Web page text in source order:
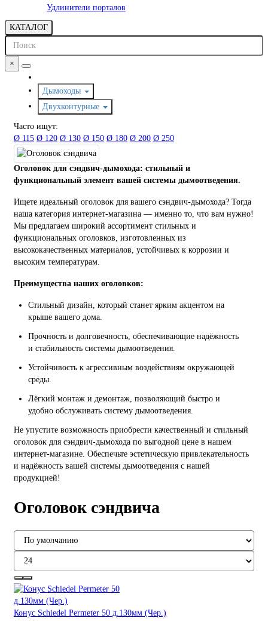
Удлинители порталов
КАТАЛОГ
×
Дымоходы
Двухконтурные
Часто ищут:
Ø 115 Ø 120 Ø 130 Ø 150 Ø 180 Ø 200 Ø 250
Оголовок для сэндвич-дымохода: стильный и
функциональный элемент вашей системы дымоотведения.
Ищете идеальный оголовок для вашего сэндвич-дымохода? Тогда
наша категория интернет-магазина — именно то, что вам нужно!
Мы предлагаем широкий ассортимент стильных и
функциональных оголовков, изготовленных из
высококачественных материалов, устойчивых к коррозии и
высоким температурам.
Преимущества наших оголовков:
Стильный дизайн, который станет ярким акцентом на
крыше вашего дома.
Прочность и долговечность, обеспечивающие надёжность
и стабильность системы дымоотведения.
Устойчивость к агрессивным воздействиям окружающей
среды.
Лёгкий монтаж и демонтаж, позволяющий быстро и
удобно обслуживать систему дымоотведения.
Не упустите возможность приобрести качественный и стильный
оголовок для сэндвич-дымохода по выгодной цене в нашем
интернет-магазине. Обеспечьте эстетическую привлекательность
и надёжность вашей системы дымоотведения с нашей
продукцией!
Оголовок сэндвича
Конус Schiedel Permeter 50 д.130мм (Чер.)